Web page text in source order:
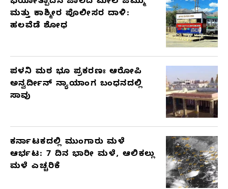
ಮತ್ತು ಕಾಶ್ಮೀರ ಪೊಲೀಸರ ದಾಳಿ:
ಹಲವೆಡೆ ಶೋಧ
ಪಳನಿ ಮಠ ಭೂ ಪ್ರಕರಣಃ ಆರೋಪಿ
ಅನ್ವರ್ದೀನ್ ನ್ಯಾಯಾಂಗ ಬಂಧನದಲ್ಲಿ
ಸಾವು
ಕರ್ನಾಟಕದಲ್ಲಿ ಮುಂಗಾರು ಮಳೆ
ಆರ್ಭಟ: 7 ದಿನ ಭಾರೀ ಮಳೆ, ಆಲಿಕಲ್ಲು
ಮಳೆ ಎಚ್ಚರಿಕೆ